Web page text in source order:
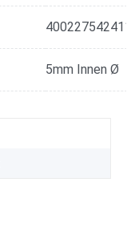
4002275424112
5mm Innen Ø